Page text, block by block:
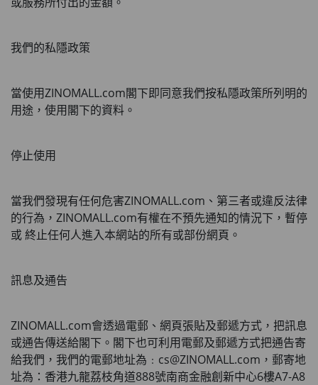
我們的私隱政策
當使用ZINOMALL.com閣下即同意我們按私隱政策所列明的
用途，使用閣下的資料。
停止使用
當我們發現有任何危害ZINOMALL.com 、第三者或違反法律
的行為， ZINOMALL.com有權在不預先通知的情況下，暫停
或 終止任何人進入本網站的所有或部份網頁。
訊息及通告
ZINOMALL.com會透過電郵、網頁張貼及郵遞方式，把訊息
或通告傳送給閣下。閣下也可利用電郵及郵遞方式把通告寄
給我們，我們的電郵地址為﹕ cs@ZINOMALL.com ，郵寄地
址為：香港九龍荔枝角道888號南商金融創新中心6樓A7-A8